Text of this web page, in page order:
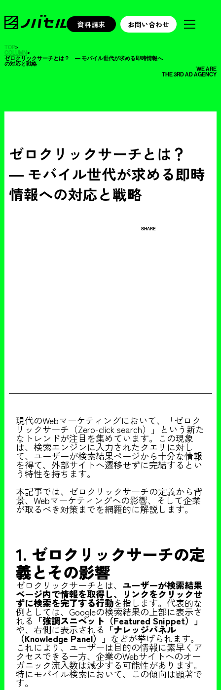
資料請求 お問い合わせ
TOP>
COLUMN>
ゼロクリックサーチとは？ ― モバイル世代が求める即時情報へ
の対応と戦略
WE ARE
THE 3RD AD AGENCY
ゼロクリックサーチとは？
― モバイル世代が求める即時
情報への対応と戦略
SHARE
現代のWebマーケティングにおいて、「ゼロク
リックサーチ（Zero-click search）」という新た
なトレンドが注目を集めています。この現象
は、検索エンジンに入力されたクエリに対し
て、ユーザーが検索結果ページから十分な情報
を得て、外部サイトへ遷移せずに完結するとい
う特性を持ちます。
本記事では、ゼロクリックサーチの定義から背
景、Webマーケティングへの影響、そして企業
が取るべき対策までを網羅的に解説します。
1. ゼロクリックサーチの定
義とその影響
ゼロクリックサーチとは、 ユーザーが検索結果
ページ内で情報を取得し、リンクをクリックせ
ずに検索を完了する行動を指します。代表的な
例としては、Googleの検索結果の上部に表示さ
れる 「強調スニペット（Featured Snippet）」
や、右側に表示される 「ナレッジパネル
（Knowledge Panel）」 などが挙げられます。
これにより、ユーザーは目的の情報に素早くア
クセスできる一方、企業のWebサイトへのオー
ガニック流入数は減少する可能性があります。
特にモバイル検索において、この傾向は顕著で
す。